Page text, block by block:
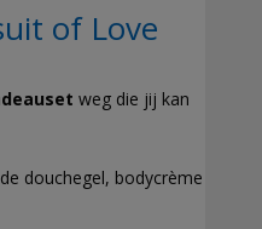
of Love
weg die jij kan
douchegel, bodycrème